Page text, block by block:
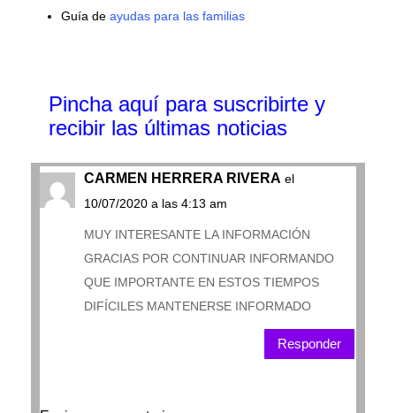
Guía de ayudas para las familias
Pincha aquí para suscribirte y
recibir las últimas noticias
CARMEN HERRERA RIVERA el
10/07/2020 a las 4:13 am
MUY INTERESANTE LA INFORMACIÓN
GRACIAS POR CONTINUAR INFORMANDO
QUE IMPORTANTE EN ESTOS TIEMPOS
DIFÍCILES MANTENERSE INFORMADO
Responder